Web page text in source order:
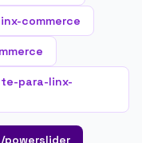
commerce
para-linx-
/powerslider